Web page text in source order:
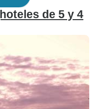
de 5 y 4